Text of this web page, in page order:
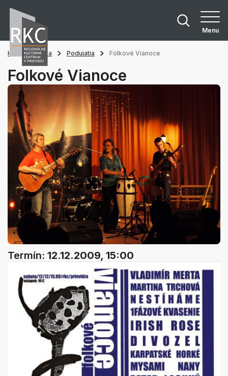
Menu
Hlavná stránka Podujatia Folkové Vianoce
Folkové Vianoce
Termín: 12.12.2009, 15:00